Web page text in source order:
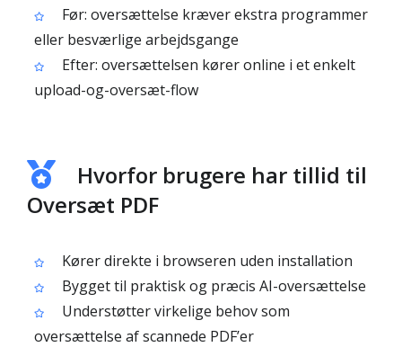
Før: oversættelse kræver ekstra programmer
eller besværlige arbejdsgange
Efter: oversættelsen kører online i et enkelt
upload-og-oversæt-flow
Hvorfor brugere har tillid til
Oversæt PDF
Kører direkte i browseren uden installation
Bygget til praktisk og præcis AI-oversættelse
Understøtter virkelige behov som
oversættelse af scannede PDF’er